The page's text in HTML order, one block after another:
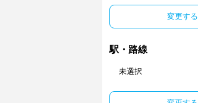
変更する
駅・路線
未選択